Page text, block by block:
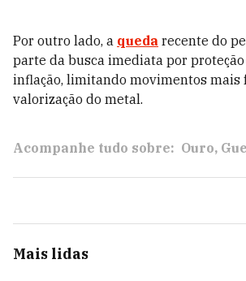
Por outro lado, a queda recente do
parte da busca imediata por
inflação, limitando movimentos mais
valorização do metal.
Acompanhe tudo sobre: Ouro
Mais lidas